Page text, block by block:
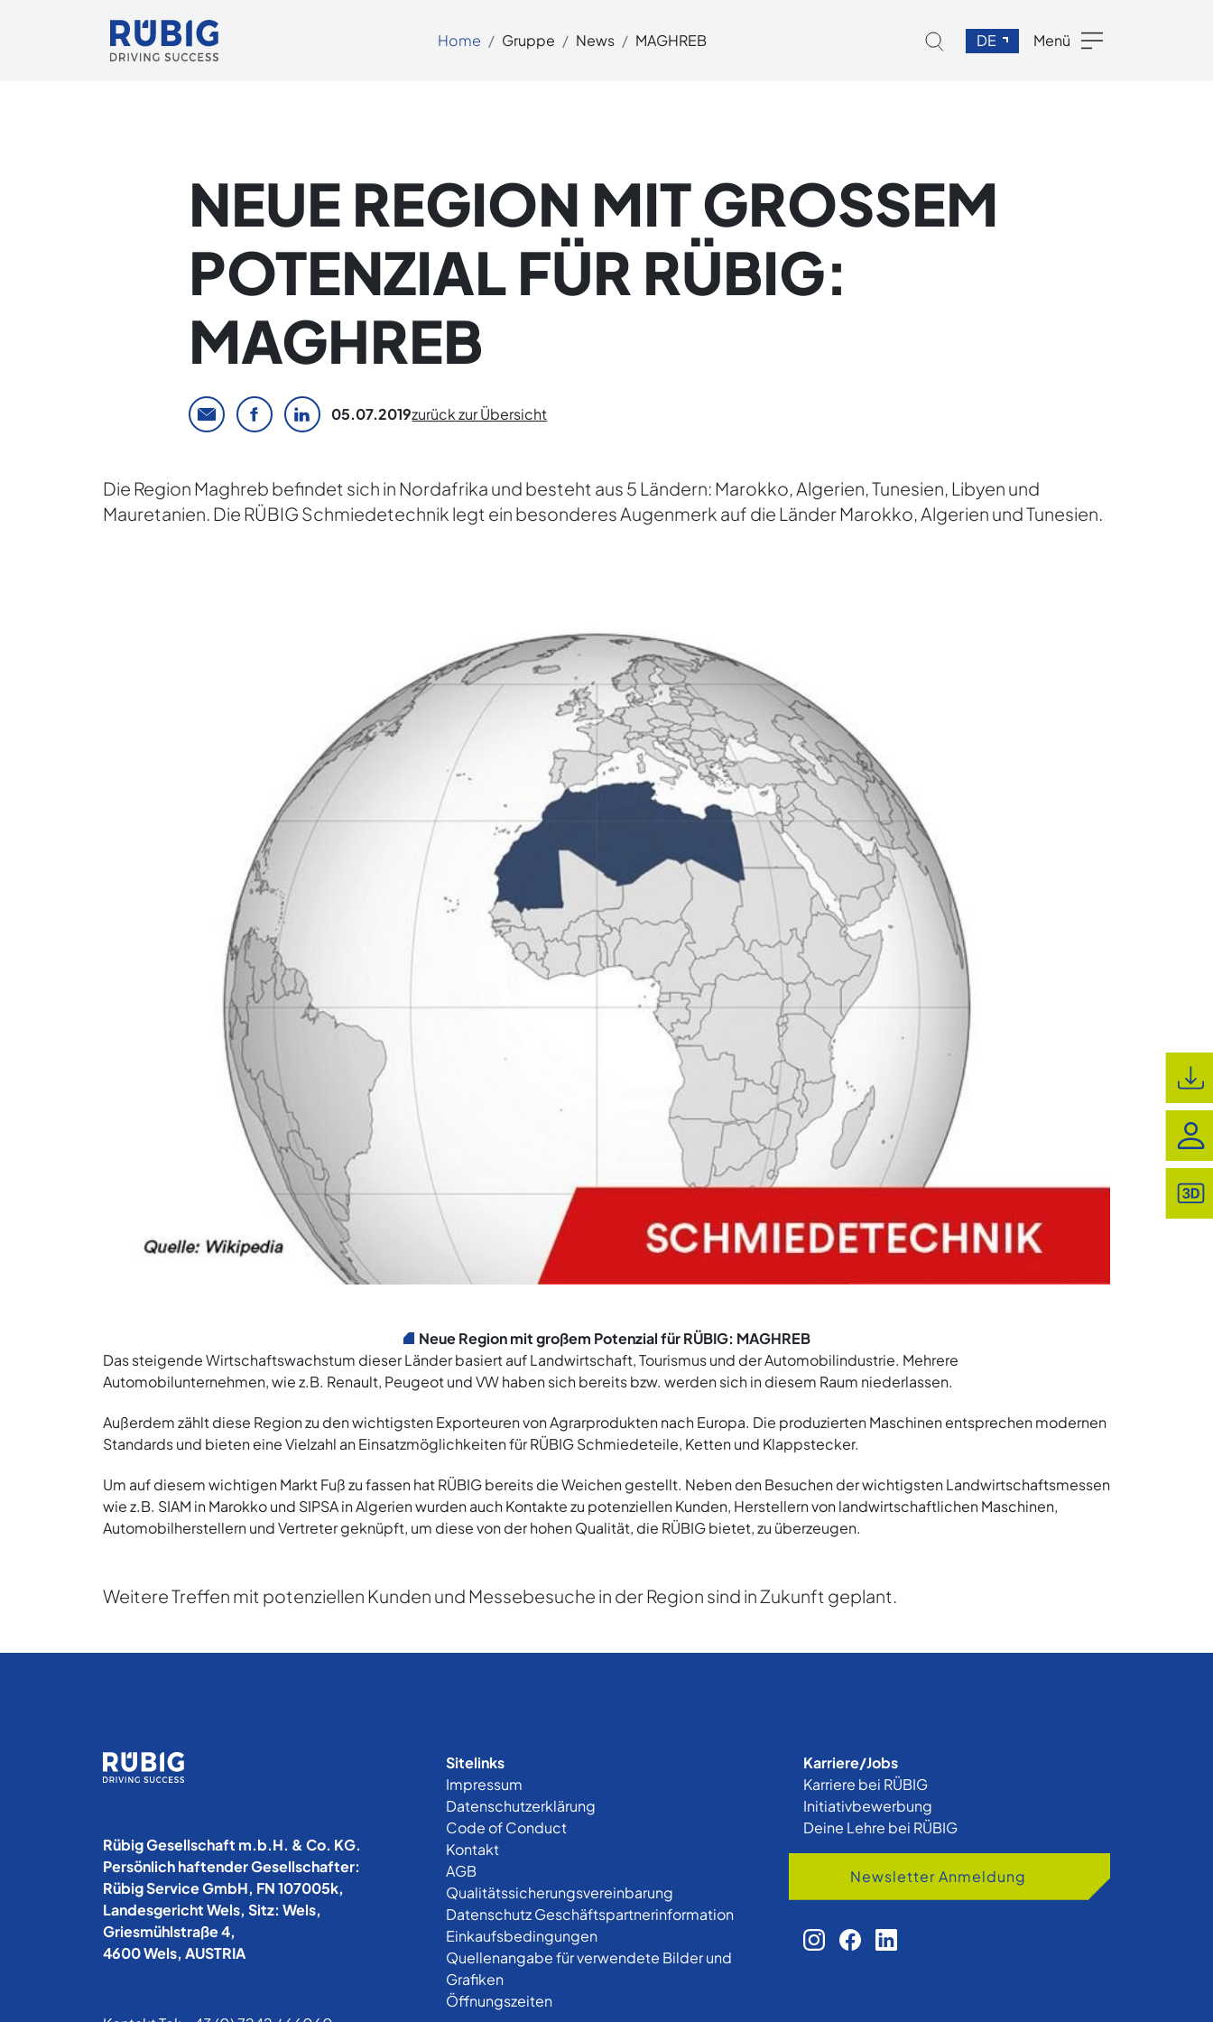
Home Gruppe News MAGHREB DE Menü
NEUE REGION MIT GROSSEM P
OTENZIAL FÜR RÜBIG: M
AGHREB
05.07.2019zurück zur Übersicht
Die Region Maghreb befindet sich in Nordafrika und besteht aus 5 Ländern: Marokko, Algerien, Tunesien, Libyen und
Mauretanien. Die RÜBIG Schmiedetechnik legt ein besonderes Augenmerk auf die Länder Marokko, Algerien und Tunesien.
Neue Region mit großem Potenzial für RÜBIG: MAGHREB
Das steigende Wirtschaftswachstum dieser Länder basiert auf Landwirtschaft, Tourismus und der Automobilindustrie. Mehrere
Automobilunternehmen, wie z.B. Renault, Peugeot und VW haben sich bereits bzw. werden sich in diesem Raum niederlassen.
Außerdem zählt diese Region zu den wichtigsten Exporteuren von Agrarprodukten nach Europa. Die produzierten Maschinen entsprechen modernen
Standards und bieten eine Vielzahl an Einsatzmöglichkeiten für RÜBIG Schmiedeteile, Ketten und Klappstecker.
Um auf diesem wichtigen Markt Fuß zu fassen hat RÜBIG bereits die Weichen gestellt. Neben den Besuchen der wichtigsten Landwirtschaftsmessen
wie z.B. SIAM in Marokko und SIPSA in Algerien wurden auch Kontakte zu potenziellen Kunden, Herstellern von landwirtschaftlichen Maschinen,
Automobilherstellern und Vertreter geknüpft, um diese von der hohen Qualität, die RÜBIG bietet, zu überzeugen.
Weitere Treffen mit potenziellen Kunden und Messebesuche in der Region sind in Zukunft geplant.
Rübig Gesellschaft m.b.H. & Co. KG.
Persönlich haftender Gesellschafter:
Rübig Service GmbH, FN 107005k,
Landesgericht Wels, Sitz: Wels,
Griesmühlstraße 4,
4600 Wels, AUSTRIA
Sitelinks
Impressum
Datenschutzerklärung
Code of Conduct
Kontakt
AGB
Qualitätssicherungsvereinbarung
Datenschutz Geschäftspartnerinformation
Einkaufsbedingungen
Quellenangabe für verwendete Bilder und
Grafiken
Öffnungszeiten
Karriere/Jobs
Karriere bei RÜBIG
Initiativbewerbung
Deine Lehre bei RÜBIG
Newsletter Anmeldung